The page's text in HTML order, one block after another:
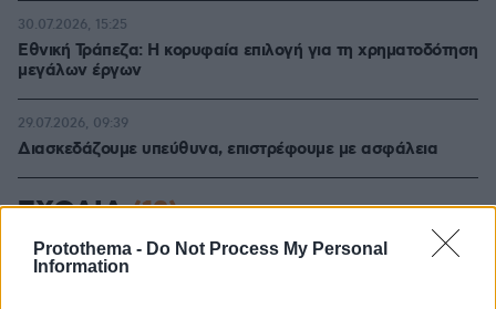
Protothema - Do Not Process My Personal
Information
Εθνική Τράπεζα: Η κορυφαία επιλογή για τη χρηματοδότηση
μεγάλων έργων
30.07.2026, 15:25
Διασκεδάζουμε υπεύθυνα, επιστρέφουμε με ασφάλεια
29.07.2026, 09:39
ΣΧΟΛΙΑ(13)
ΠΡΟΣΘΗΚΗ ΣΧΟΛΙΟΥ